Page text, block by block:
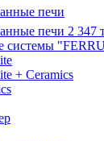
печи
печи 2 347
системы
+ Ceramics